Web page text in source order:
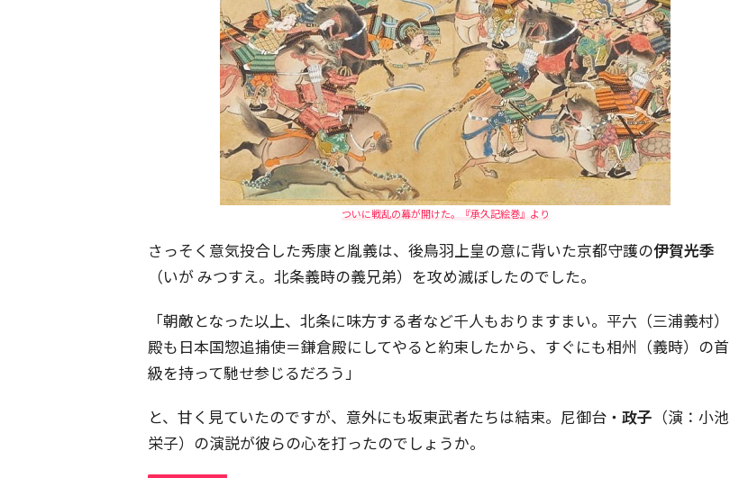
ついに戦乱の幕が開けた。『承久記絵巻』より
さっそく意気投合した秀康と胤義は、後鳥羽上皇の意に背いた京都守護の伊賀光季
（いが みつすえ。北条義時の義兄弟）を攻め滅ぼしたのでした。
「朝敵となった以上、北条に味方する者など千人もおりますまい。平六（三浦義村）
殿も日本国惣追捕使＝鎌倉殿にしてやると約束したから、すぐにも相州（義時）の首
級を持って馳せ参じるだろう」
と、甘く見ていたのですが、意外にも坂東武者たちは結束。尼御台・ 政子 （演：小池
栄子）の演説が彼らの心を打ったのでしょうか。